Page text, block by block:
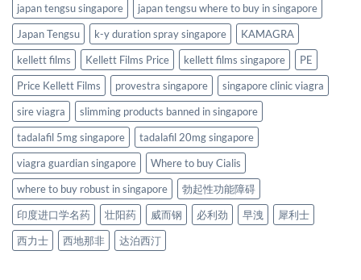
japan tengsu singapore
japan tengsu where to buy in singapore
Japan Tengsu
k-y duration spray singapore
KAMAGRA
kellett films
Kellett Films Price kellett films singapore
PE
Price Kellett Films
provestra singapore
singapore clinic viagra
sire viagra
slimming products banned in singapore
tadalafil 5mg singapore
tadalafil 20mg singapore
viagra guardian singapore
Where to buy Cialis
where to buy robust in singapore
勃起性功能障碍
印度进口学名药
壮阳药 威而钢 必利劲 早洩
犀利士
西力士
西地那非 达泊西汀